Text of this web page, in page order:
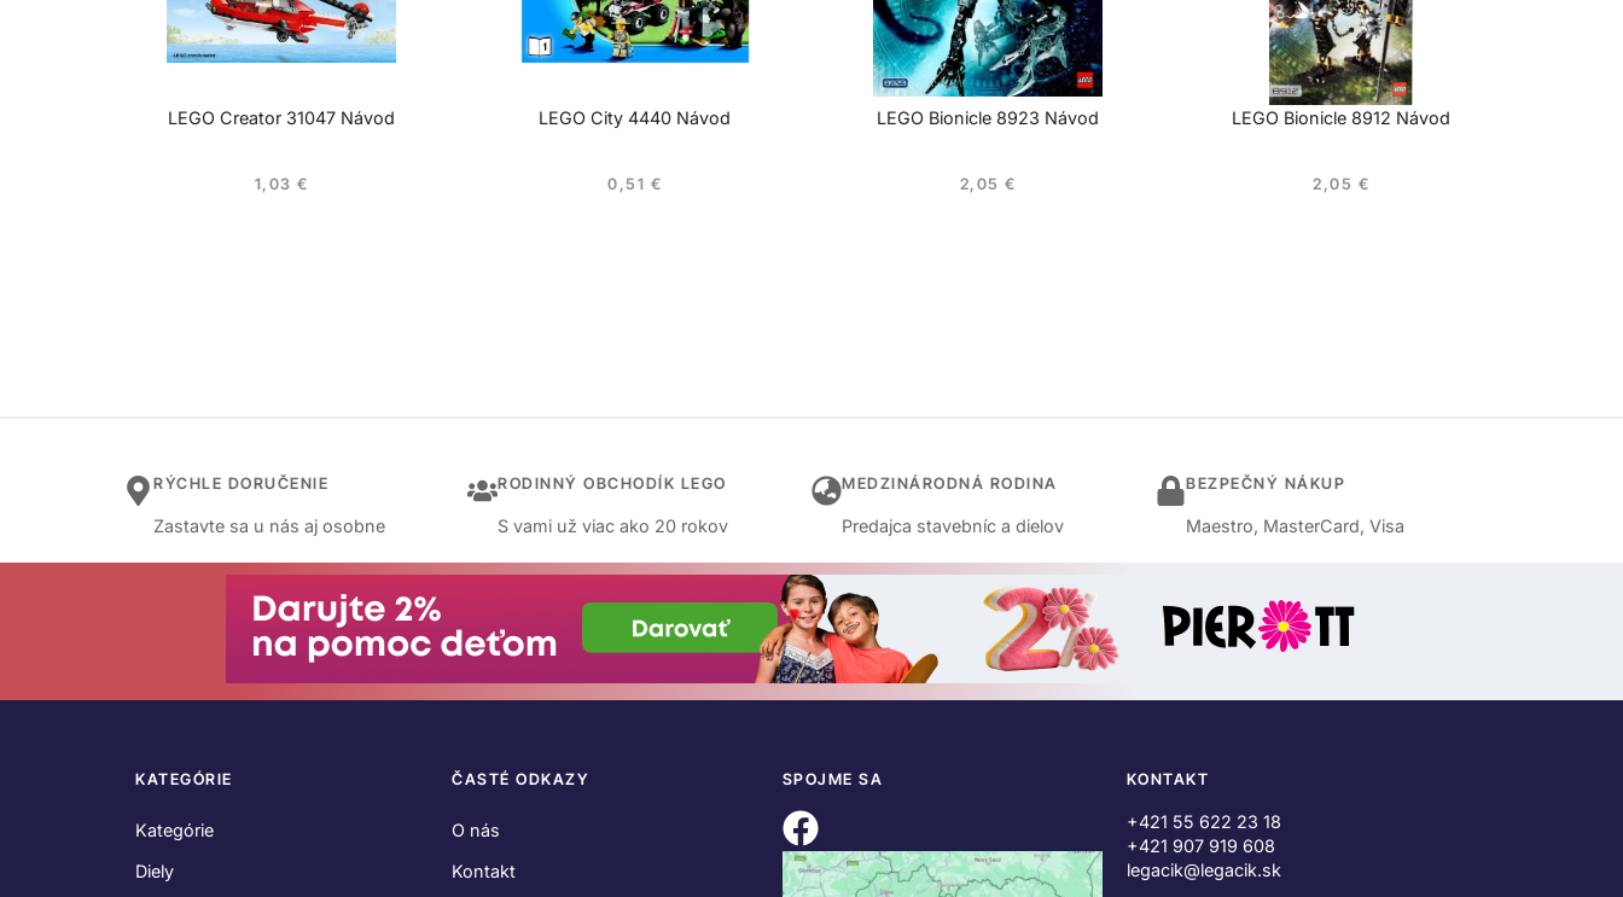
LEGO Creator 31047 Návod
1,03€
LEGO City 4440 Návod
0,51 €
LEGO Bionicle 8923 Návod
2,05€
LEGO Bionicle 8912 Návod
2,05 €
RÝCHLE DORUČENIE
Zastavte sa u nás aj osobne
RODINNÝ OBCHODÍK LEGO
S vami už viac ako 20 rokov
MEDZINÁRODNÁ RODINA
Predajca stavebníc a dielov
BEZPEČNÝ NÁKUP
Maestro, MasterCard, Visa
KATEGÓRIE
Kategórie
Diely
ČASTÉ ODKAZY
O nás
Kontakt
SPOJME SA KONTAKT
+421 55 622 23 18
+421 907 919 608
legacik@legacik.sk